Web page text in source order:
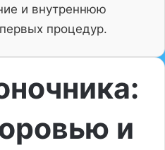
и внутреннюю
процедур.
и